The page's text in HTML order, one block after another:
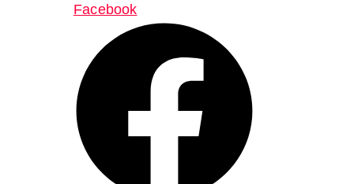
Facebook